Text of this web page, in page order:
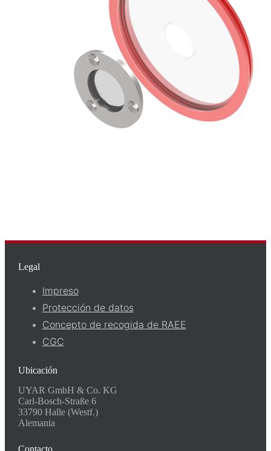
Legal
Impreso
Protección de datos
Concepto de recogida de RAEE
CGC
Ubicación
UYAR GmbH & Co. KG
Carl-Bosch-Straße 6
33790 Halle (Westf.)
Alemania
Contacto